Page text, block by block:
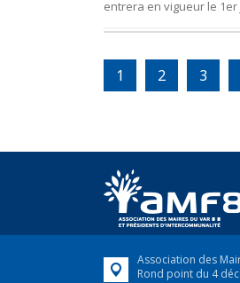
entrera en vigueur le
1 2 3
Association des
Rond point du 4